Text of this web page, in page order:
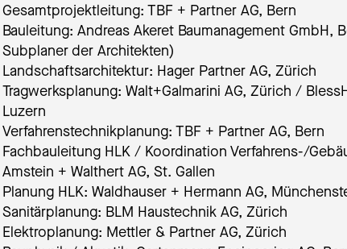
Gesamtprojektleitung: TBF + Partner AG, Bern
Bauleitung: Andreas Akeret Baumanagement GmbH,
Subplaner der Architekten)
Landschaftsarchitektur: Hager Partner AG, Zürich
Tragwerksplanung: Walt+Galmarini AG, Zürich /
Luzern
Verfahrenstechnikplanung: TBF + Partner AG, Bern
Fachbauleitung HLK / Koordination Verfahrens-/
Amstein + Walthert AG, St. Gallen
Planung HLK: Waldhauser + Hermann AG,
Sanitärplanung: BLM Haustechnik AG, Zürich
Elektroplanung: Mettler & Partner AG, Zürich